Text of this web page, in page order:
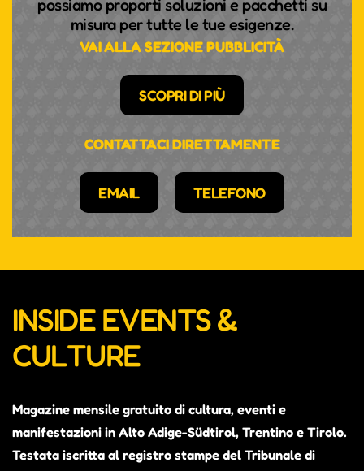
possiamo proporti soluzioni e pacchetti su
misura per tutte le tue esigenze.
VAI ALLA SEZIONE PUBBLICITÀ
SCOPRI DI PIÙ
CONTATTACI DIRETTAMENTE
EMAIL TELEFONO
INSIDE EVENTS &
CULTURE
Magazine mensile gratuito di cultura, eventi e
manifestazioni in Alto Adige-Südtirol, Trentino e Tirolo.
Testata iscritta al registro stampe del Tribunale di